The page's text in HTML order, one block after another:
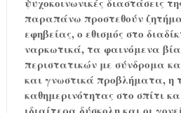
παραπάνω προστεθούν
εφηβείας, ο εθισμός στο
ναρκωτικά, τα φαινόμενα
περιστατικών με σύνδρομα
και γνωστικά προβλήματα, η
καθημερινότητας στο σπίτι